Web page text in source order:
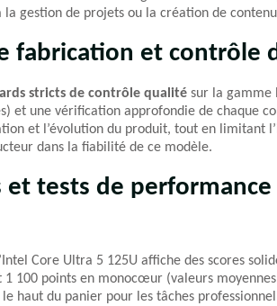
la gestion de projets ou la création de
fabrication et contrôle
stricts de contrôle qualité sur la gamme
et une vérification approfondie de chaque
et l’évolution du produit, tout en limitant
dans la fiabilité de ce modèle.
et tests de performance
Core Ultra 5 125U affiche des scores
100 points en monocœur (valeurs
le haut du panier pour les tâches